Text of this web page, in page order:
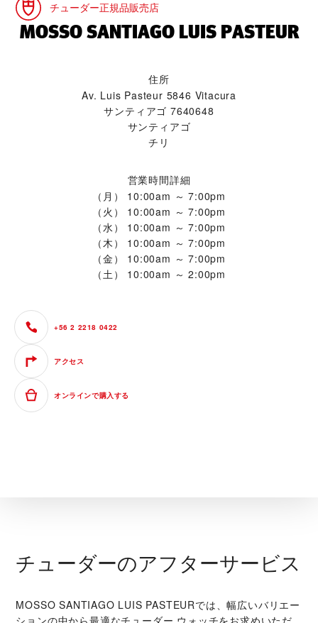
チューダー正規品販売店
‭MOSSO SANTIAGO LUIS PASTEUR‬
住所
Av. Luis Pasteur 5846 Vitacura
サンティアゴ 7640648
サンティアゴ
チリ
営業時間詳細
（月）
10:00am ～ 7:00pm
（火）
10:00am ～ 7:00pm
（水）
10:00am ～ 7:00pm
（木）
10:00am ～ 7:00pm
（金）
10:00am ～ 7:00pm
（土）
10:00am ～ 2:00pm
+56 2 2218 0422
アクセス
オンラインで購入する
チューダーのアフターサービス
‭MOSSO SANTIAGO LUIS PASTEUR‬では、幅広いバリエー
ションの中から最適なチューダー ウォッチをお求めいただ